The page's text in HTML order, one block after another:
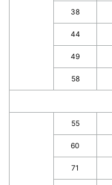
38
44
49
58
55
60
71